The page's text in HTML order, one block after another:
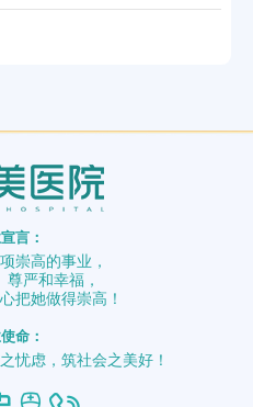
言：
崇高的事业，
严和幸福，
把她做得崇高！
命：
忧虑，筑社会之美好！